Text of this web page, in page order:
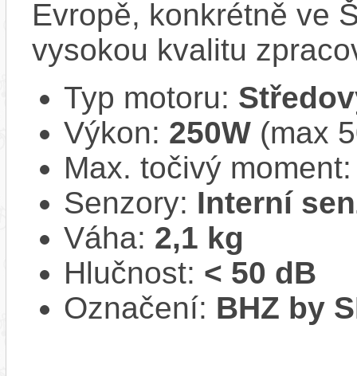
Evropě, konkrétně ve
vysokou kvalitu
Typ motoru:
Výkon: 250W (max
Max. točivý
Senzory: Interní
Váha: 2,1 kg
Hlučnost: < 50 dB
Označení: BHZ by